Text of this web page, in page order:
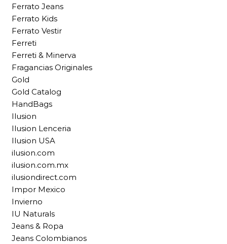
Ferrato Jeans
Ferrato Kids
Ferrato Vestir
Ferreti
Ferreti & Minerva
Fragancias Originales
Gold
Gold Catalog
HandBags
Ilusion
Ilusion Lenceria
Ilusion USA
ilusion.com
ilusion.com.mx
ilusiondirect.com
Impor Mexico
Invierno
IU Naturals
Jeans & Ropa
Jeans Colombianos